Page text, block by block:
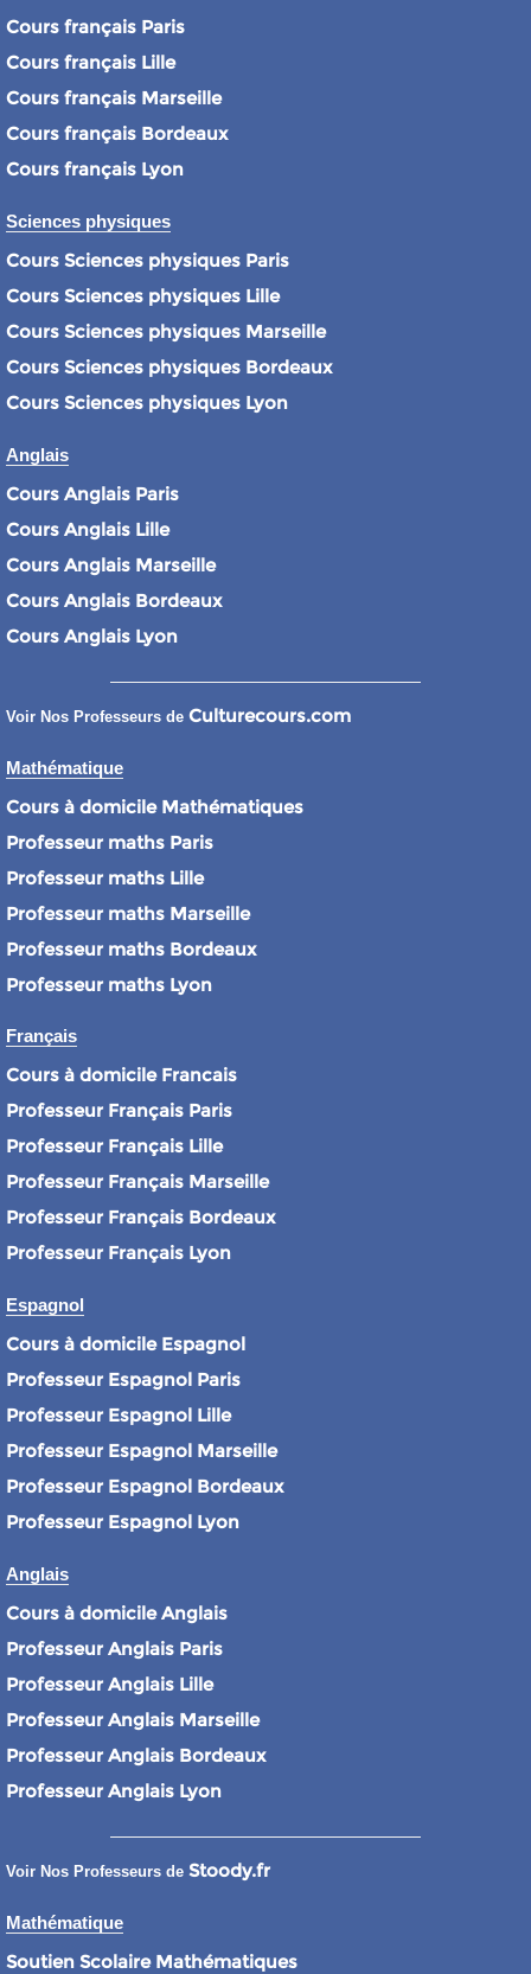
Cours français Paris
Cours français Lille
Cours français Marseille
Cours français Bordeaux
Cours français Lyon
Sciences physiques
Cours Sciences physiques Paris
Cours Sciences physiques Lille
Cours Sciences physiques Marseille
Cours Sciences physiques Bordeaux
Cours Sciences physiques Lyon
Anglais
Cours Anglais Paris
Cours Anglais Lille
Cours Anglais Marseille
Cours Anglais Bordeaux
Cours Anglais Lyon
Voir Nos Professeurs de Culturecours.com
Mathématique
Cours à domicile Mathématiques
Professeur maths Paris
Professeur maths Lille
Professeur maths Marseille
Professeur maths Bordeaux
Professeur maths Lyon
Français
Cours à domicile Francais
Professeur Français Paris
Professeur Français Lille
Professeur Français Marseille
Professeur Français Bordeaux
Professeur Français Lyon
Espagnol
Cours à domicile Espagnol
Professeur Espagnol Paris
Professeur Espagnol Lille
Professeur Espagnol Marseille
Professeur Espagnol Bordeaux
Professeur Espagnol Lyon
Anglais
Cours à domicile Anglais
Professeur Anglais Paris
Professeur Anglais Lille
Professeur Anglais Marseille
Professeur Anglais Bordeaux
Professeur Anglais Lyon
Voir Nos Professeurs de Stoody.fr
Mathématique
Soutien Scolaire Mathématiques